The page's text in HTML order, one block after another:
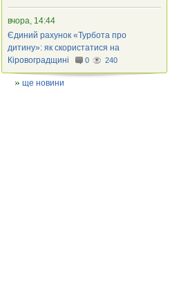
вчора, 14:44
Єдиний рахунок «Турбота про
дитину»: як скористатися на
Кіровоградщині
0 240
ще новини